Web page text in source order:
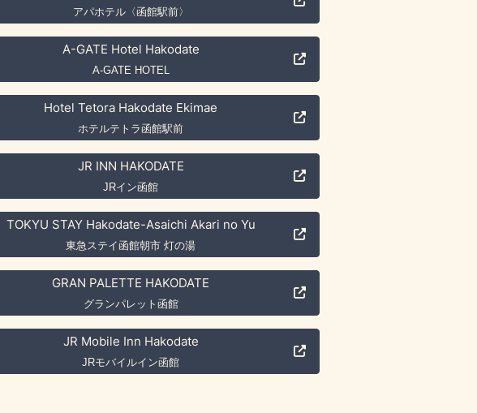
アパホテル〈函館駅前〉
A-GATE Hotel Hakodate
A-GATE HOTEL
Hotel Tetora Hakodate Ekimae
ホテルテトラ函館駅前
JR INN HAKODATE
JRイン函館
TOKYU STAY Hakodate-Asaichi Akari no Yu
東急ステイ函館朝市 灯の湯
GRAN PALETTE HAKODATE
グランパレット函館
JR Mobile Inn Hakodate
JRモバイルイン函館